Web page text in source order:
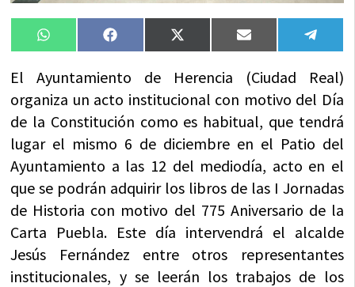
Compartir
en
WhatsAppCompartir
en
FacebookCompartir
en
X
(Twitter)
Compartir
en
Email
en
El Ayuntamiento de Herencia (Ciudad Real)
organiza un acto institucional con motivo del Día
de la Constitución como es habitual, que tendrá
lugar el mismo 6 de diciembre en el Patio del
Ayuntamiento a las 12 del mediodía, acto en el
que se podrán adquirir los libros de las I Jornadas
de Historia con motivo del 775 Aniversario de la
Carta Puebla. Este día intervendrá el alcalde
Jesús Fernández entre otros representantes
institucionales, y se leerán los trabajos de los